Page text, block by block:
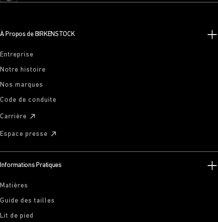
À Propos de BIRKENSTOCK
Entreprise
Notre histoire
Nos marques
Code de conduite
Carrière
Espace presse
Informations Pratiques
Matières
Guide des tailles
Lit de pied